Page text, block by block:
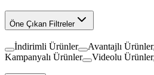
Öne Çıkan Filtreler
İndirimli Ürünler Avantajlı Ürünler
Kampanyalı Ürünler
Videolu Ürünler